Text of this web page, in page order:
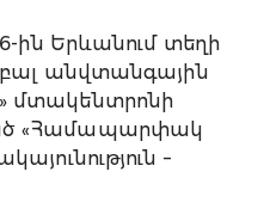
ին Երևանում տեղի
անվտանգային
մտակենտրոնի
«Համապարփակ
–